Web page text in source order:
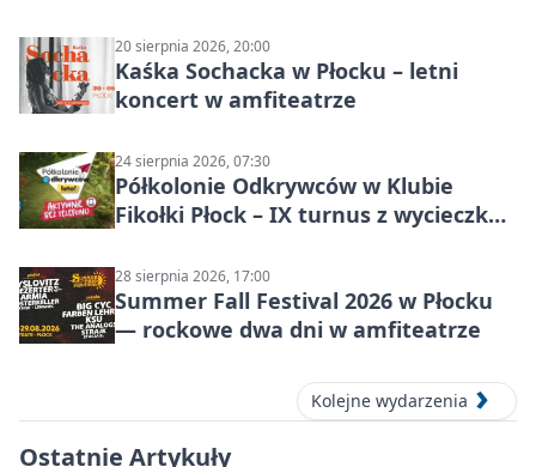
20 sierpnia 2026, 20:00
Kaśka Sochacka w Płocku – letni
koncert w amfiteatrze
24 sierpnia 2026, 07:30
Półkolonie Odkrywców w Klubie
Fikołki Płock – IX turnus z wycieczką
28 sierpnia 2026, 17:00
Summer Fall Festival 2026 w Płocku
— rockowe dwa dni w amfiteatrze
Kolejne wydarzenia
Ostatnie Artykuły